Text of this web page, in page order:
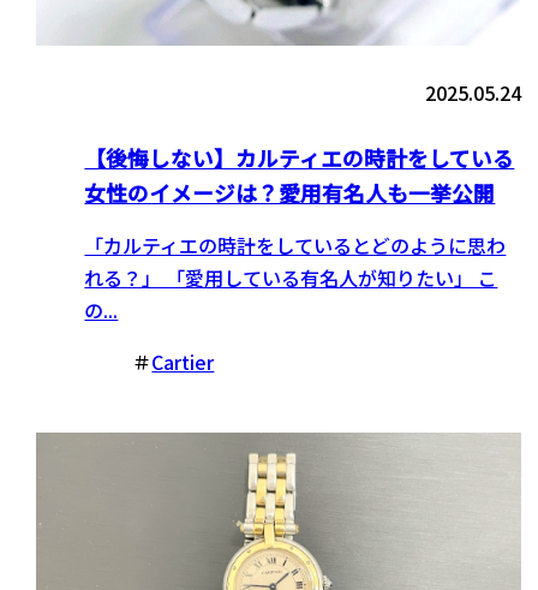
2025.05.24
【後悔しない】カルティエの時計をしている
女性のイメージは？愛用有名人も一挙公開
「カルティエの時計をしているとどのように思わ
れる？」 「愛用している有名人が知りたい」 こ
の...
＃Cartier